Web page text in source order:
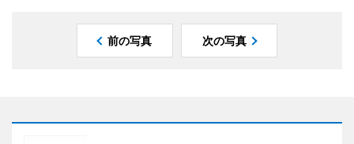
前の写真 次の写真